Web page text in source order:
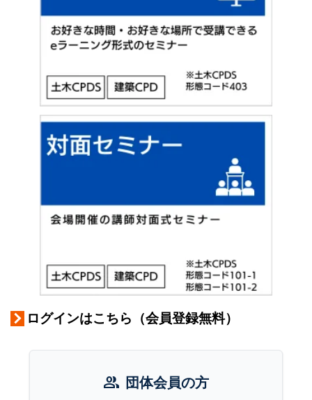
ログインはこちら（会員登録無料）
group 団体会員の方